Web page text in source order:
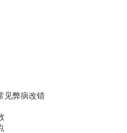
见弊病改错